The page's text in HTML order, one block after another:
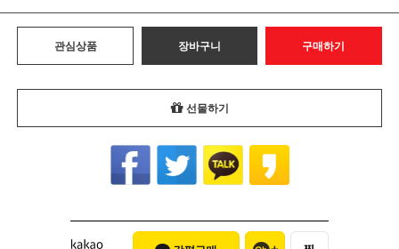
관심상품 장바구니 구매하기
선물하기